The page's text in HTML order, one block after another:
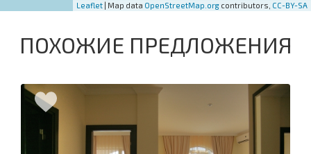
Leaflet | Map data OpenStreetMap.org contributors, CC-BY-SA
ПОХОЖИЕ ПРЕДЛОЖЕНИЯ